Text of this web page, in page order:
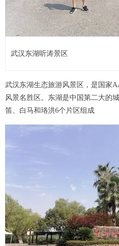
武汉东湖听涛景区
武汉东湖生态旅游风景区，是国家
风景名胜区。东湖是中国第二大的
笛、白马和珞洪6个片区组成